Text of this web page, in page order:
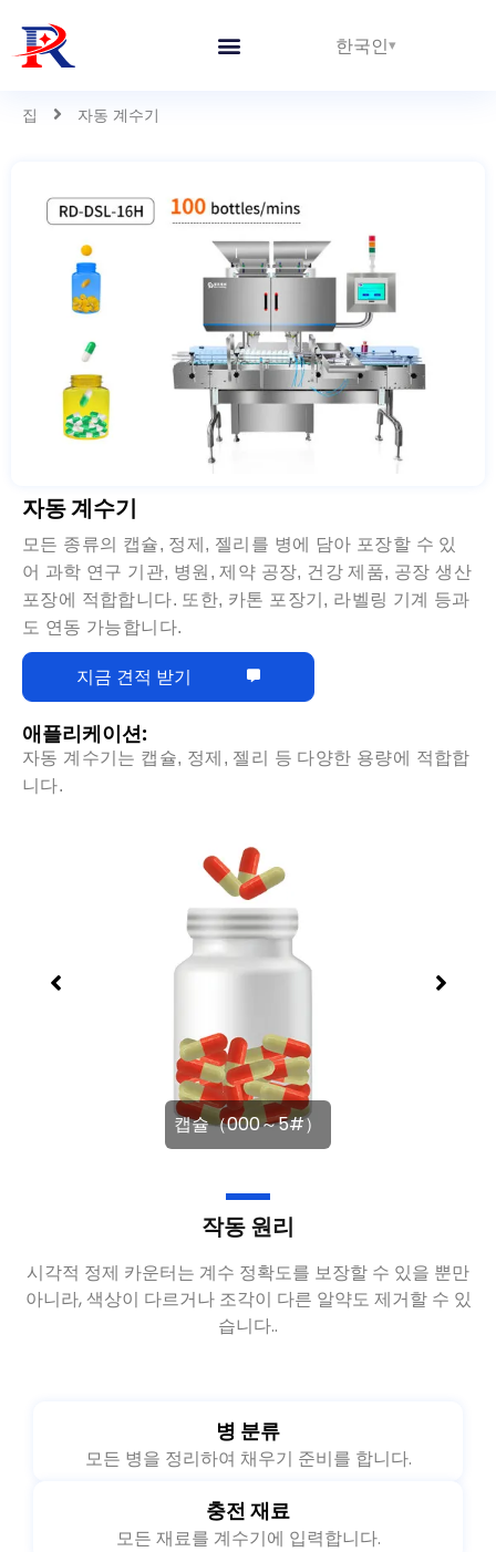
한국인
집 자동 계수기
자동 계수기
모든 종류의 캡슐, 정제, 젤리를 병에 담아 포장할 수 있
어 과학 연구 기관, 병원, 제약 공장, 건강 제품, 공장 생산
포장에 적합합니다. 또한, 카톤 포장기, 라벨링 기계 등과
도 연동 가능합니다.
지금 견적 받기
애플리케이션:
자동 계수기는 캡슐, 정제, 젤리 등 다양한 용량에 적합합
니다.
캡슐（000～5#）
작동 원리
시각적 정제 카운터는 계수 정확도를 보장할 수 있을 뿐만
아니라, 색상이 다르거나 조각이 다른 알약도 제거할 수 있
습니다..
병 분류
모든 병을 정리하여 채우기 준비를 합니다.
충전 재료
모든 재료를 계수기에 입력합니다.